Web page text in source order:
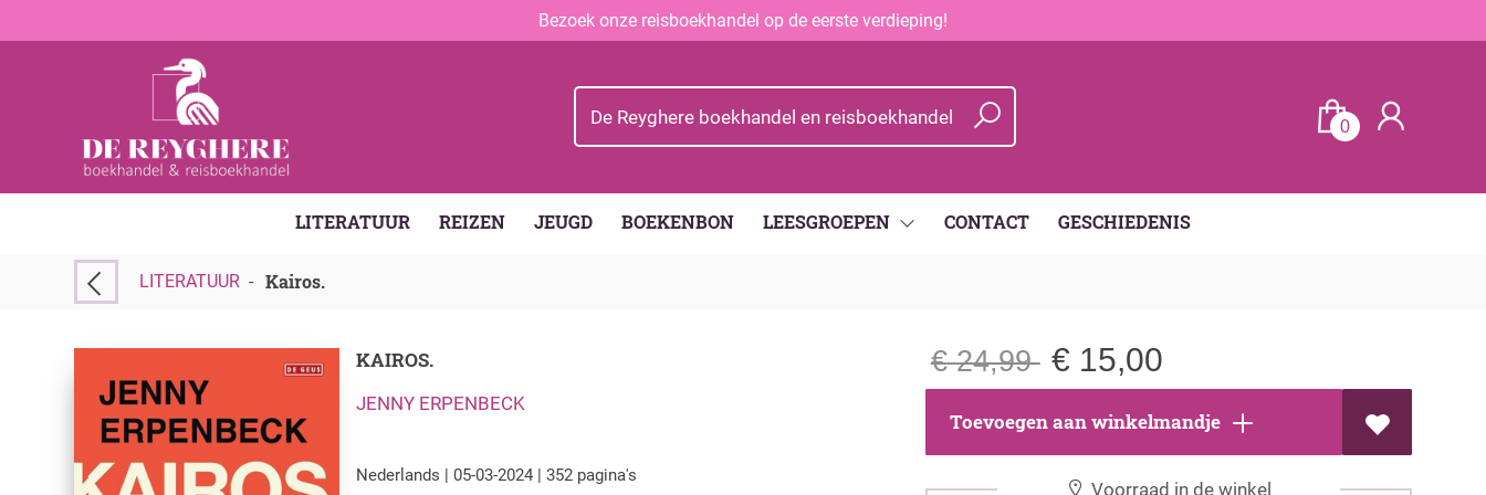
Bezoek onze reisboekhandel op de eerste verdieping!
0
LITERATUUR REIZEN JEUGD BOEKENBON LEESGROEPEN CONTACT GESCHIEDENIS
LITERATUUR - Kairos.
KAIROS.
JENNY ERPENBECK
Nederlands | 05-03-2024 | 352 pagina's
€24,99 € 15,00
Toevoegen aan winkelmandje
Voorraad in de winkel